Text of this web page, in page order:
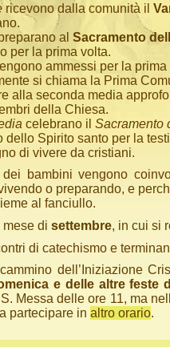
ricevono dalla comunità il
al Sacramento
per la prima volta.
ammessi per la prima
si chiama la Prima
alla seconda media
della Chiesa.
celebrano il Sacramento
Spirito santo per la
di vivere da cristiani.
bambini vengono
o preparando, e
al fanciullo.
mese di settembre, in cui si
di catechismo e
dell’Iniziazione
e delle altre feste
Messa delle ore 11, ma
partecipare in altro orario.